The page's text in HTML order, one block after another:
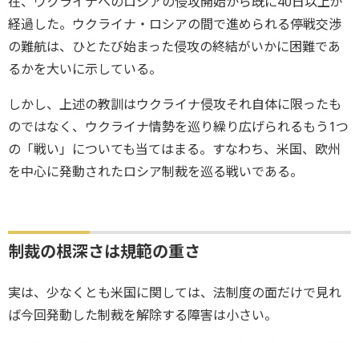
経過した。ウクライナ・ロシアの間で進められる停戦交渉
の難航は、ひとたび始まった侵攻の終結がいかに困難であ
るかを大いに示している。
しかし、上述の教訓はウクライナ侵攻それ自体に限ったも
のではなく、ウクライナ情勢を巡り繰り広げられるもう1つ
の「戦い」についても当てはまる。すなわち、米国、欧州
を中心に発動されたロシア制裁を巡る戦いである。
制裁の根深さは規範の重さ
実は、少なくとも米国に関しては、法制度の面だけで見れ
ば今回発動した制裁を解除する障害は小さい。